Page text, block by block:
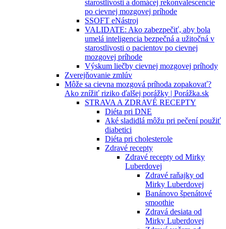
starostlivosti a domácej rekonvalescencie
po cievnej mozgovej príhode
SSOFT eNástroj
VALIDATE: Ako zabezpečiť, aby bola
umelá inteligencia bezpečná a užitočná v
starostlivosti o pacientov po cievnej
mozgovej príhode
Výskum liečby cievnej mozgovej príhody
Zverejňovanie zmlúv
Môže sa cievna mozgová príhoda zopakovať?
Ako znížiť riziko ďalšej porážky | Porážka.sk
STRAVA A ZDRAVÉ RECEPTY
Diéta pri DNE
Aké sladidlá môžu pri pečení použiť
diabetici
Diéta pri cholesterole
Zdravé recepty
Zdravé recepty od Mirky
Luberdovej
Zdravé raňajky od
Mirky Luberdovej
Banánovo špenátové
smoothie
Zdravá desiata od
Mirky Luberdovej